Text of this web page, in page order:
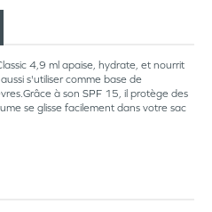
4,9 ml apaise, hydrate, et nourrit
s'utiliser comme base de
à son SPF 15, il protège des
se glisse facilement dans votre sac